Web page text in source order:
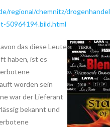
regional/chemnitz/
50964194.bild.html
das diese Leute
haben, ist es
worden sein
war der Lieferant
bekannt und